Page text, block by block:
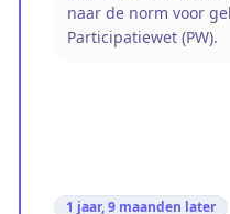
naar de norm voor
Participatiewet (PW).
1 jaar, 9 maanden later